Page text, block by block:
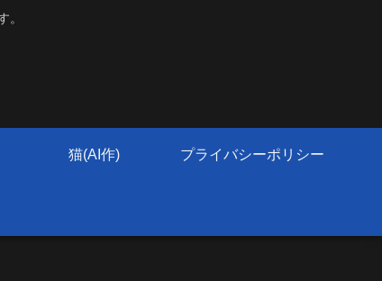
。
猫(AI作) プライバシーポリシー